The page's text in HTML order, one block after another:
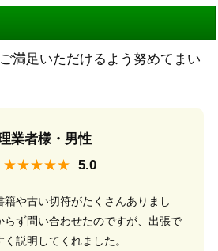
満足いただけるよう努めてまい
業者様・男性
★★★★★
や古い切符がたくさんありまし
らず問い合わせたのですが、出張で
説明してくれました。